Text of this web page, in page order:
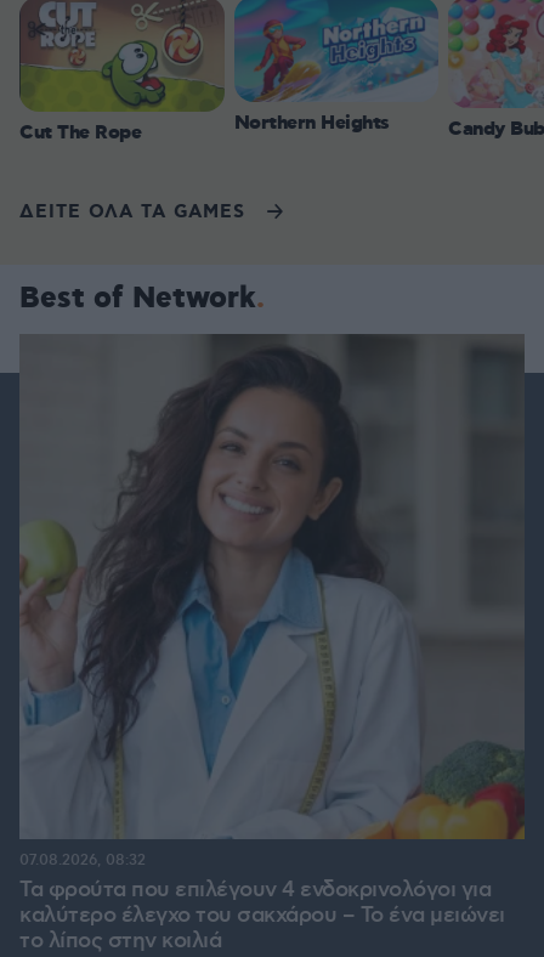
Cut The Rope Northern Heights Candy
ΔΕΙΤΕ ΟΛΑ ΤΑ GAMES
Best of Network
Τα φρούτα που επιλέγουν 4 ενδοκρινολόγοι για
καλύτερο έλεγχο του σακχάρου – Το ένα μειώνει
το λίπος στην κοιλιά
07.08.2026, 08:32